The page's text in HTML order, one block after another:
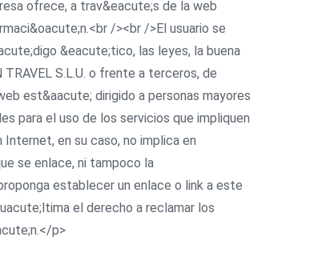
ofrece, a trav&eacute;s de la web
/><br />El usuario se
&eacute;tico, las leyes, la buena
S.L.U. o frente a terceros, de
est&aacute; dirigido a personas mayores
para el uso de los servicios que impliquen
en su caso, no implica en
se enlace, ni tampoco la
establecer un enlace o link a este
el derecho a reclamar los
p>